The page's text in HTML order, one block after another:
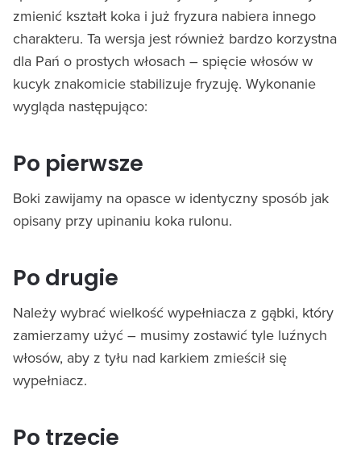
zmienić kształt koka i już fryzura nabiera innego
charakteru. Ta wersja jest również bardzo korzystna
dla Pań o prostych włosach – spięcie włosów w
kucyk znakomicie stabilizuje fryzuję. Wykonanie
wygląda następująco:
Po pierwsze
Boki zawijamy na opasce w identyczny sposób jak
opisany przy upinaniu koka rulonu.
Po drugie
Należy wybrać wielkość wypełniacza z gąbki, który
zamierzamy użyć – musimy zostawić tyle luźnych
włosów, aby z tyłu nad karkiem zmieścił się
wypełniacz.
Po trzecie